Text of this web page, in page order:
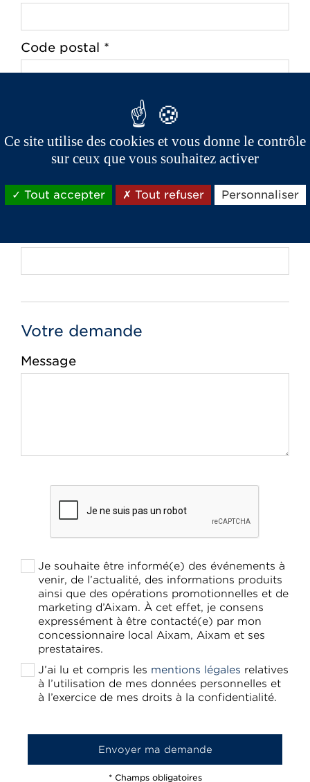
Code postal *
Votre demande
Message
Je souhaite être informé(e) des événements à
venir, de l’actualité, des informations produits
ainsi que des opérations promotionnelles et de
marketing d’Aixam. À cet effet, je consens
expressément à être contacté(e) par mon
concessionnaire local Aixam, Aixam et ses
prestataires.
J’ai lu et compris les mentions légales relatives
à l’utilisation de mes données personnelles et
à l’exercice de mes droits à la confidentialité.
* Champs obligatoires
Ce site utilise des cookies et vous donne le contrôle
sur ceux que vous souhaitez activer
Tout accepter Tout refuser Personnaliser